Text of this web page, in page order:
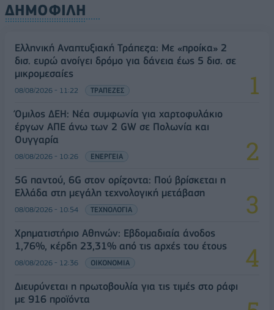
ΔΗΜΟΦΙΛΗ
Ελληνική Αναπτυξιακή Τράπεζα: Με «προίκα» 2
δισ. ευρώ ανοίγει δρόμο για δάνεια έως 5 δισ. σε
μικρομεσαίες
08/08/2026 - 11:22 ΤΡΑΠΕΖΕΣ
Όμιλος ΔΕΗ: Νέα συμφωνία για χαρτοφυλάκιο
έργων ΑΠΕ άνω των 2 GW σε Πολωνία και
Ουγγαρία
08/08/2026 - 10:26 ΕΝΕΡΓΕΙΑ
5G παντού, 6G στον ορίζοντα: Πού βρίσκεται η
Ελλάδα στη μεγάλη τεχνολογική μετάβαση
08/08/2026 - 10:54 ΤΕΧΝΟΛΟΓΙΑ
Χρηματιστήριο Αθηνών: Εβδομαδιαία άνοδος
1,76%, κέρδη 23,31% από τις αρχές του έτους
08/08/2026 - 12:36 ΟΙΚΟΝΟΜΙΑ
Διευρύνεται η πρωτοβουλία για τις τιμές στο ράφι
με 916 προϊόντα